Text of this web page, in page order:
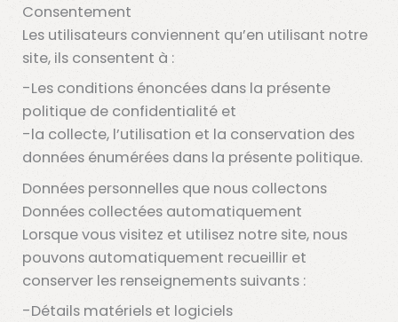
Consentement
Les utilisateurs conviennent qu’en utilisant notre
site, ils consentent à :
-Les conditions énoncées dans la présente
politique de confidentialité et
-la collecte, l’utilisation et la conservation des
données énumérées dans la présente politique.
Données personnelles que nous collectons
Données collectées automatiquement
Lorsque vous visitez et utilisez notre site, nous
pouvons automatiquement recueillir et
conserver les renseignements suivants :
-Détails matériels et logiciels